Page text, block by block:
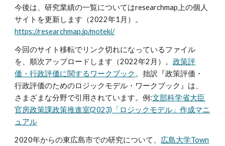
今後は、研究業績の一覧についてはresearchmap上の個人
サイトを更新します（2022年1月）。
https://researchmap.jp/moteki/
今回のサイト移転でリンク切れになっているファイル
を、順次アップロードします（2022年2月）。政策評
価・行政評価に関するワークブック 。拙訳『政策評価・
行政評価のためのロジックモデル・ワークブック』は、
さまざまな分野で引用されています。例:文部科学省大臣
官房政策課政策推進室(2023)「ロジックモデル」作成マニ
ュアル
2020年からの東広島市での研究について、 広島大学Town